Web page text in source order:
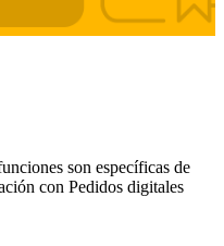
son específicas de
con Pedidos digitales